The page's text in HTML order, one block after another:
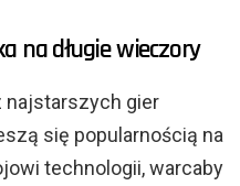
na długie wieczory
najstarszych gier
się popularnością na
technologii, warcaby